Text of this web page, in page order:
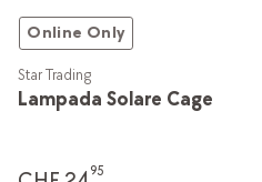
Online Only
Lampada Solare Cage
Star Trading
95